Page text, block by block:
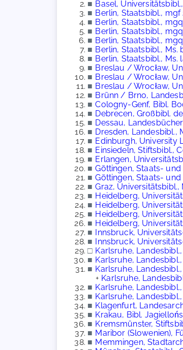
■ Basel,
■ Berlin, Staatsbibl., mgf
■ Berlin, Staatsbibl.,
■ Berlin, Staatsbibl.,
■ Berlin, Staatsbibl.,
■ Berlin, Staatsbibl., Ms.
■ Berlin, Staatsbibl., Ms.
■ Breslau / Wrocław,
■ Breslau / Wrocław,
■ Breslau / Wrocław,
■ Brünn / Brno,
■ Cologny-Genf, Bibl.
■ Debrecen, Großbibl.
■ Dessau,
■ Dresden, Landesbibl.,
■ Edinburgh, University
■ Einsiedeln, Stiftsbibl.,
■ Erlangen,
■ Göttingen, Staats- und
■ Göttingen, Staats- und
■ Graz, Universitätsbibl.,
■ Heidelberg,
■ Heidelberg,
■ Heidelberg,
■ Heidelberg,
■ Innsbruck,
■ Innsbruck,
□ Karlsruhe,
■ Karlsruhe,
■ Karlsruhe,
+ Karlsruhe,
■ Karlsruhe,
■ Karlsruhe,
■ Klagenfurt,
■ Krakau, Bibl.
■ Kremsmünster,
■ Maribor (Slowenien),
■ Memmingen,